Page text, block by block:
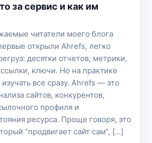
за сервис и как им
читатели моего блога
открыли Ahrefs, легко
десятки отчетов, метрики,
ключи. Но на практике
все сразу. Ahrefs — это
сайтов, конкурентов,
профиля и
ресурса. Проще говоря, это
“продвигает сайт сам”, […]